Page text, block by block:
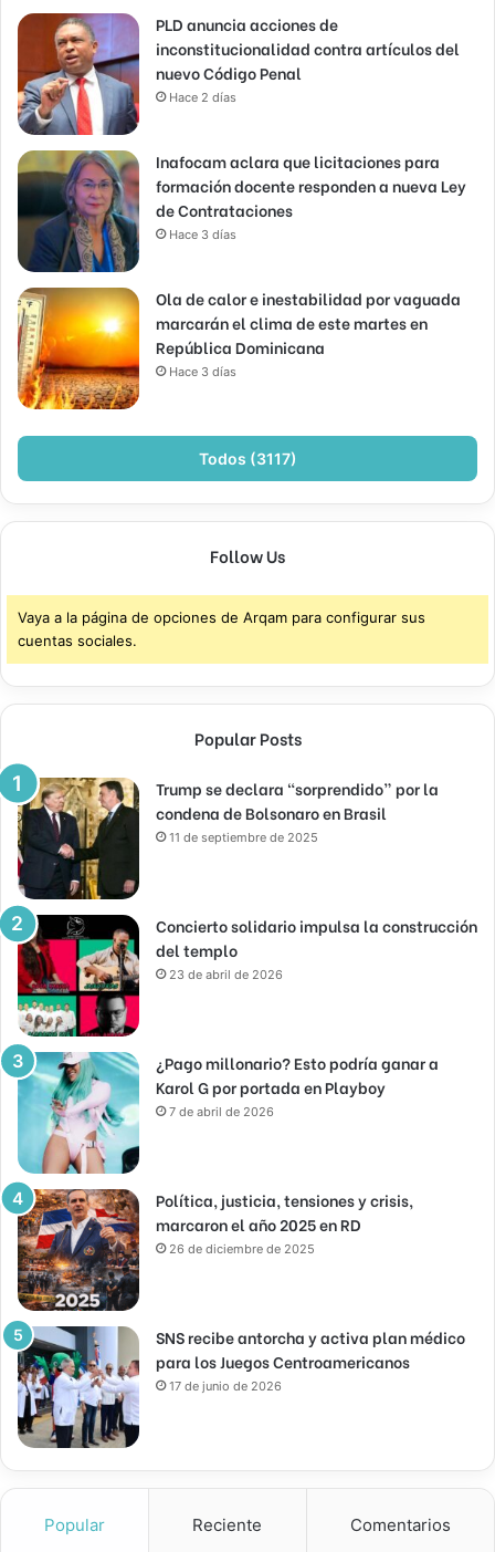
PLD anuncia acciones de
inconstitucionalidad contra artículos del
nuevo Código Penal
Hace 2 días
Inafocam aclara que licitaciones para
formación docente responden a nueva Ley
de Contrataciones
Hace 3 días
Ola de calor e inestabilidad por vaguada
marcarán el clima de este martes en
República Dominicana
Hace 3 días
Todos (3117)
Follow Us
Vaya a la página de opciones de Arqam para configurar sus
cuentas sociales.
Popular Posts
Trump se declara “sorprendido” por la
condena de Bolsonaro en Brasil
11 de septiembre de 2025
Concierto solidario impulsa la construcción
del templo
23 de abril de 2026
¿Pago millonario? Esto podría ganar a
Karol G por portada en Playboy
7 de abril de 2026
Política, justicia, tensiones y crisis,
marcaron el año 2025 en RD
26 de diciembre de 2025
SNS recibe antorcha y activa plan médico
para los Juegos Centroamericanos
17 de junio de 2026
Popular Reciente Comentarios